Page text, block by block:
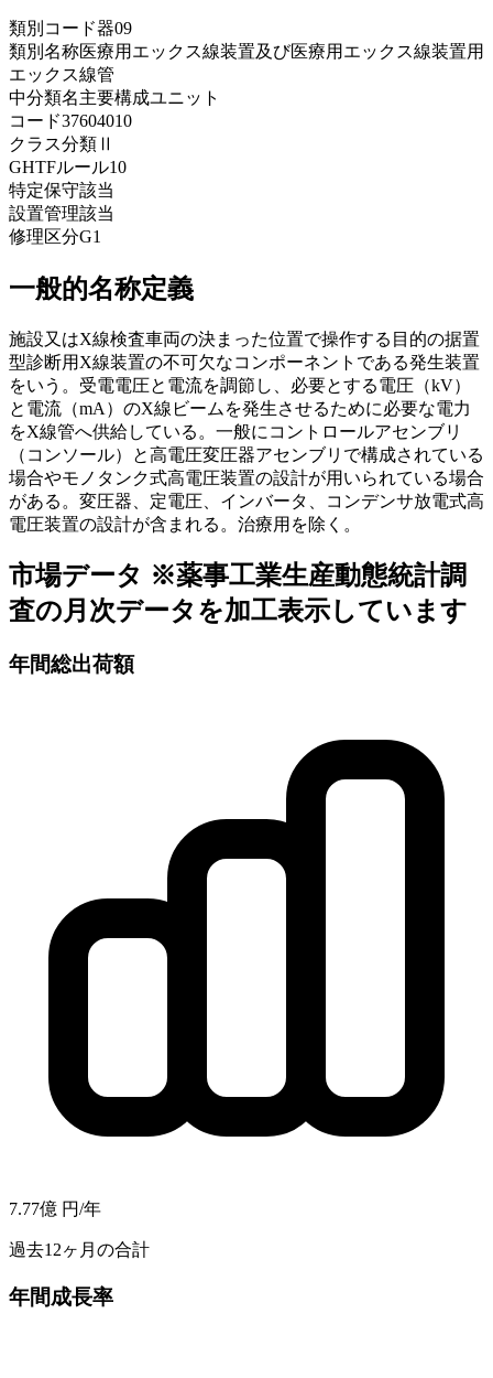
類別コード器09
類別名称医療用エックス線装置及び医療用エックス線装置用
エックス線管
中分類名主要構成ユニット
コード37604010
クラス分類 Ⅱ
GHTFルール10
特定保守該当
設置管理該当
修理区分G1
一般的名称定義
施設又はX線検査車両の決まった位置で操作する目的の据置
型診断用X線装置の不可欠なコンポーネントである発生装置
をいう。受電電圧と電流を調節し、必要とする電圧（kV）
と電流（mA）のX線ビームを発生させるために必要な電力
をX線管へ供給している。一般にコントロールアセンブリ
（コンソール）と高電圧変圧器アセンブリで構成されている
場合やモノタンク式高電圧装置の設計が用いられている場合
がある。変圧器、定電圧、インバータ、コンデンサ放電式高
電圧装置の設計が含まれる。治療用を除く。
市場データ ※薬事工業生産動態統計調
査の月次データを加工表示しています
年間総出荷額
7.77億 円/年
過去12ヶ月の合計
年間成長率